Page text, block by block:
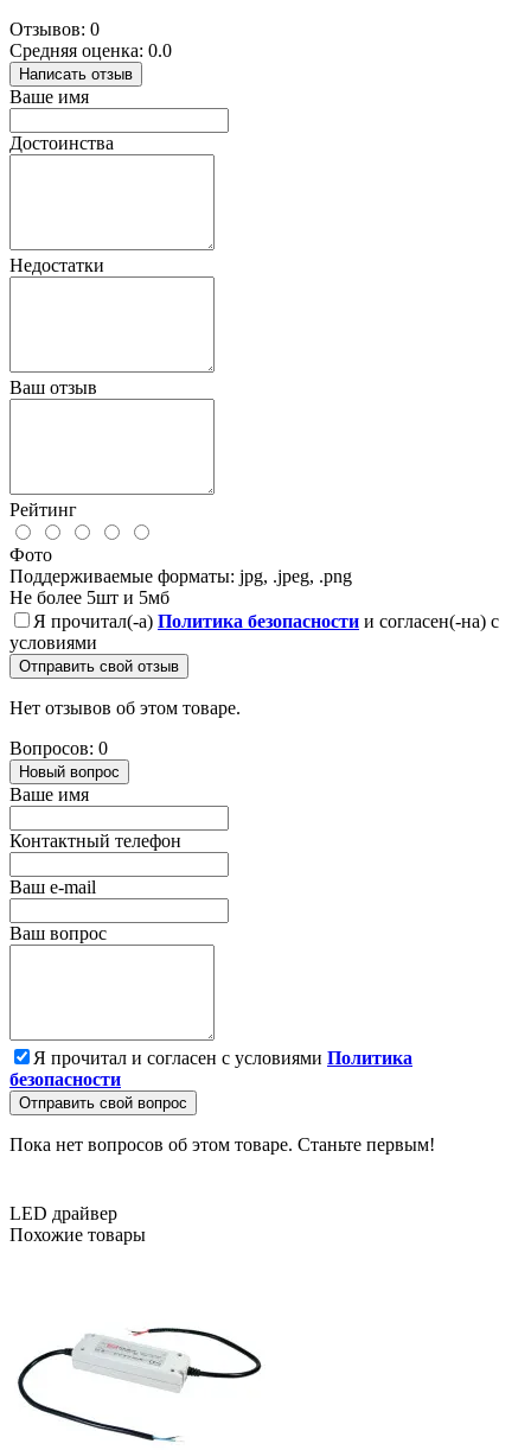
Отзывов: 0
Средняя оценка: 0.0
Написать отзыв
Ваше имя
Достоинства
Недостатки
Ваш отзыв
Рейтинг
Фото
Поддерживаемые форматы: jpg, .jpeg, .png
Не более 5шт и 5мб
Я прочитал(-а) Политика безопасности и согласен(-на) с
условиями
Отправить свой отзыв
Нет отзывов об этом товаре.
Вопросов: 0
Новый вопрос
Ваше имя
Контактный телефон
Ваш e-mail
Ваш вопрос
Я прочитал и согласен с условиями Политика
безопасности
Отправить свой вопрос
Пока нет вопросов об этом товаре. Станьте первым!
LED драйвер
Похожие товары